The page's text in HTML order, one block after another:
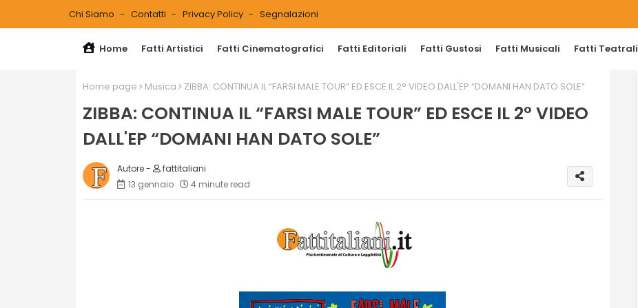
Chi Siamo Contatti Privacy Policy Segnalazioni
Home Fatti Artistici Fatti Cinematografici Fatti Editoriali Fatti Gustosi Fatti Musicali Fatti Teatrali
Home page Musica ZIBBA: CONTINUA IL “FARSI MALE TOUR” ED ESCE IL 2° VIDEO DALL'EP “DOMANI HAN DATO SOLE”
ZIBBA: CONTINUA IL “FARSI MALE TOUR” ED ESCE IL 2° VIDEO
DALL'EP “DOMANI HAN DATO SOLE”
fattitaliani
13 gennaio
4 minute read